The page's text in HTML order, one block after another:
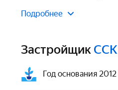
Подробнее
Застройщик ССК
Год основания 2012